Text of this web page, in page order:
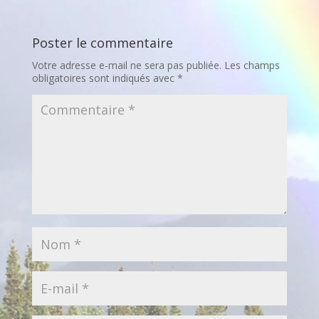
Poster le commentaire
Votre adresse e-mail ne sera pas publiée. Les champs
obligatoires sont indiqués avec *